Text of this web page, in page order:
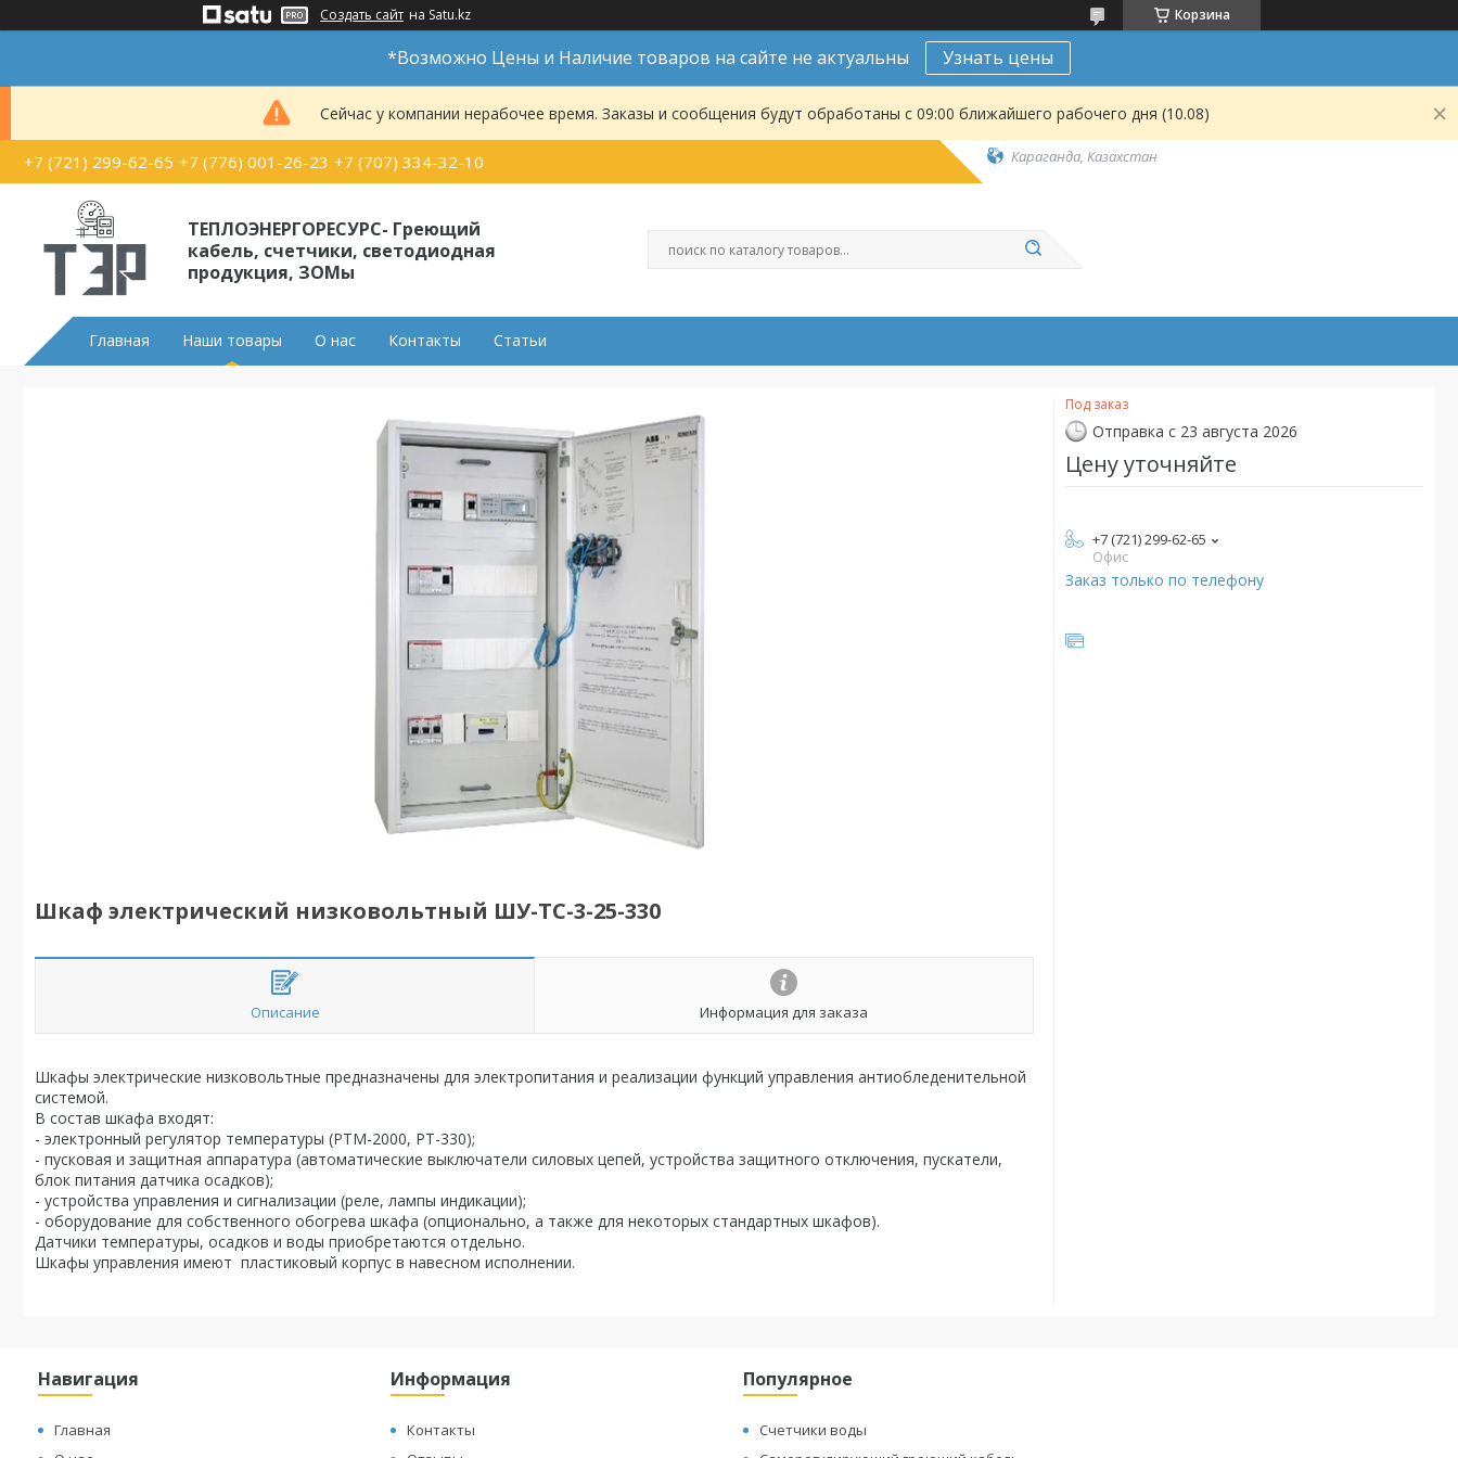
Создать сайт на Satu.kz Корзина
*Возможно Цены и Наличие товаров на сайте не актуальны Узнать цены
Сейчас у компании нерабочее время. Заказы и сообщения будут обработаны с 09:00 ближайшего рабочего дня (10.08)
+7 (721) 299-62-65 +7 (776) 001-26-23 +7 (707) 334-32-10 Караганда, Казахстан
ТЕПЛОЭНЕРГОРЕСУРС- Греющий
кабель, счетчики, светодиодная
продукция, ЗОМы
Главная Наши товары О нас Контакты Статьи
Шкаф электрический низковольтный ШУ-ТС-3-25-330
Описание Информация для заказа
Шкафы электрические низковольтные предназначены для электропитания и реализации функций управления антиобледенительной
системой.
В состав шкафа входят:
- электронный регулятор температуры (РТМ-2000, РТ-330);
- пусковая и защитная аппаратура (автоматические выключатели силовых цепей, устройства защитного отключения, пускатели,
блок питания датчика осадков);
- устройства управления и сигнализации (реле, лампы индикации);
- оборудование для собственного обогрева шкафа (опционально, а также для некоторых стандартных шкафов).
Датчики температуры, осадков и воды приобретаются отдельно.
Шкафы управления имеют пластиковый корпус в навесном исполнении.
Под заказ
Отправка с 23 августа 2026
Цену уточняйте
+7 (721) 299-62-65
Офис
Заказ только по телефону
Навигация
Главная
Информация
Контакты
Популярное
Счетчики воды